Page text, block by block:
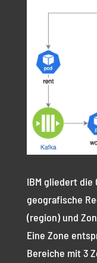
IBM gliedert die
geografische
(region) und
Eine Zone
Bereiche mit 3